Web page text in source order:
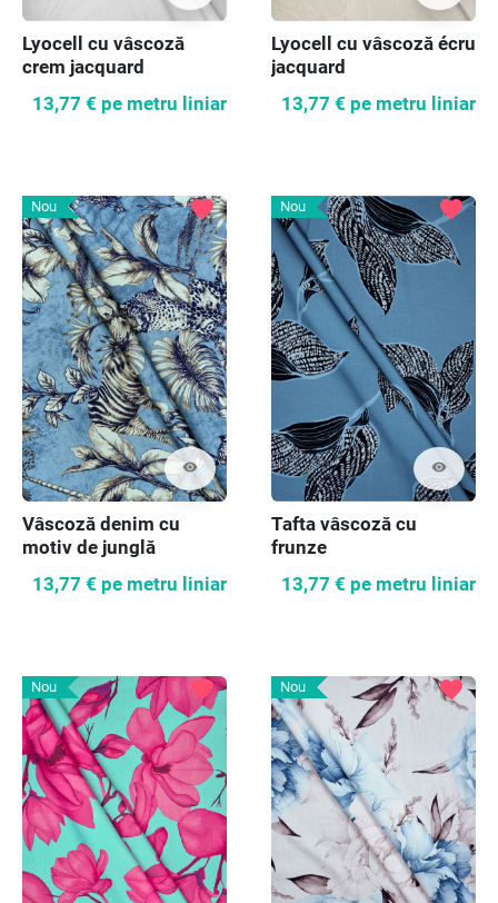
Lyocell cu vâscoză
crem jacquard
13,77 € pe metru liniar
Lyocell cu vâscoză écru
jacquard
13,77 € pe metru liniar
Nou
visibility
favorite
Vâscoză denim cu
motiv de junglă
13,77 € pe metru liniar
Nou
visibility
favorite
Tafta vâscoză cu
frunze
13,77 € pe metru liniar
Nou favorite Nou favorite